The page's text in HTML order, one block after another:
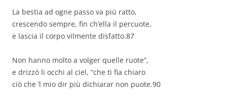
La bestia ad ogne passo va più ratto,
crescendo sempre, fin ch’ella il percuote,
e lascia il corpo vilmente disfatto.87
Non hanno molto a volger quelle ruote”,
e drizzò li occhi al ciel, “che ti fia chiaro
ciò che ’l mio dir più dichiarar non puote.90